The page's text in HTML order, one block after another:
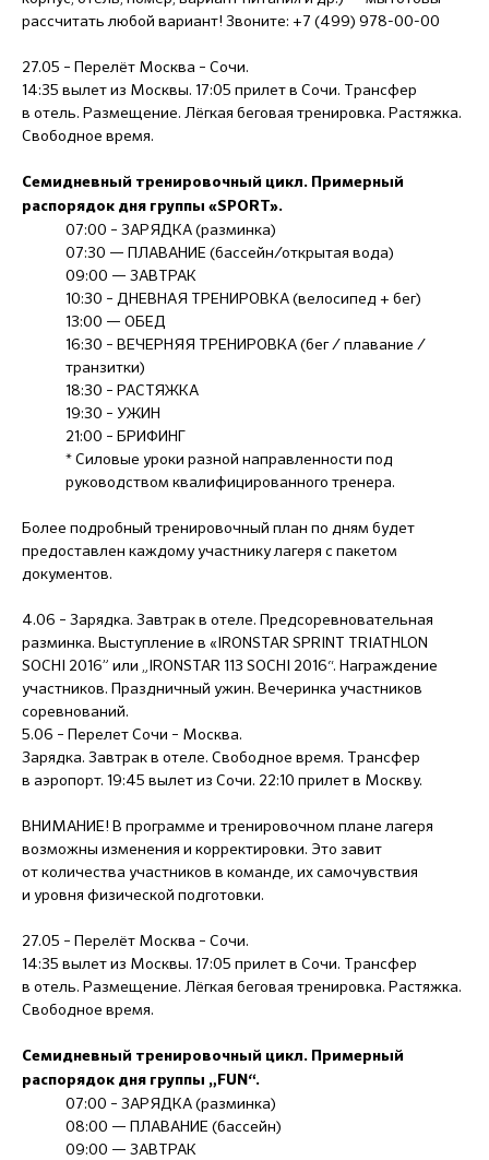
рассчитать любой вариант! Звоните: +7 (499) 978-00-00
27.05 – Перелёт Москва – Сочи.
14:35 вылет из Москвы. 17:05 прилет в Сочи. Трансфер
в отель. Размещение. Лёгкая беговая тренировка. Растяжка.
Свободное время.
Семидневный тренировочный цикл. Примерный
распорядок дня группы «SPORT».
07:00 – ЗАРЯДКА (разминка)
07:30 — ПЛАВАНИЕ (бассейн/открытая вода)
09:00 — ЗАВТРАК
10:30 – ДНЕВНАЯ ТРЕНИРОВКА (велосипед + бег)
13:00 — ОБЕД
16:30 – ВЕЧЕРНЯЯ ТРЕНИРОВКА (бег / плавание /
транзитки)
18:30 – РАСТЯЖКА
19:30 – УЖИН
21:00 – БРИФИНГ
* Силовые уроки разной направленности под
руководством квалифицированного тренера.
Более подробный тренировочный план по дням будет
предоставлен каждому участнику лагеря с пакетом
документов.
4.06 – Зарядка. Завтрак в отеле. Предсоревновательная
разминка. Выступление в «IRONSTAR SPRINT TRIATHLON
SOCHI 2016” или „IRONSTAR 113 SOCHI 2016“. Награждение
участников. Праздничный ужин. Вечеринка участников
соревнований.
5.06 – Перелет Сочи – Москва.
Зарядка. Завтрак в отеле. Свободное время. Трансфер
в аэропорт. 19:45 вылет из Сочи. 22:10 прилет в Москву.
ВНИМАНИЕ! В программе и тренировочном плане лагеря
возможны изменения и корректировки. Это завит
от количества участников в команде, их самочувствия
и уровня физической подготовки.
27.05 – Перелёт Москва – Сочи.
14:35 вылет из Москвы. 17:05 прилет в Сочи. Трансфер
в отель. Размещение. Лёгкая беговая тренировка. Растяжка.
Свободное время.
Семидневный тренировочный цикл. Примерный
распорядок дня группы „FUN“.
07:00 – ЗАРЯДКА (разминка)
08:00 — ПЛАВАНИЕ (бассейн)
09:00 — ЗАВТРАК